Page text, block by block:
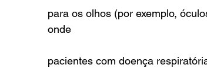
para os olhos (por exemplo,
onde
pacientes com doença